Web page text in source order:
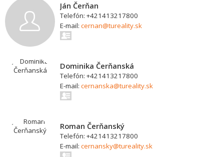
Ján Čerňan
Telefón: +421413217800
E-mail: cernan@tureality.sk
Dominika Čerňanská
Telefón: +421413217800
E-mail: cernanska@tureality.sk
Roman Čerňanský
Telefón: +421413217800
E-mail: cernansky@tureality.sk